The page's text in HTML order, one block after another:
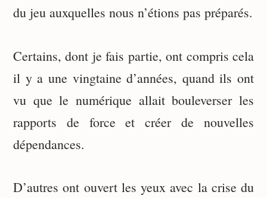
du jeu auxquelles nous n’étions pas préparés.
Certains, dont je fais partie, ont compris cela
il y a une vingtaine d’années, quand ils ont
vu que le numérique allait bouleverser les
rapports de force et créer de nouvelles
dépendances.
D’autres ont ouvert les yeux avec la crise du